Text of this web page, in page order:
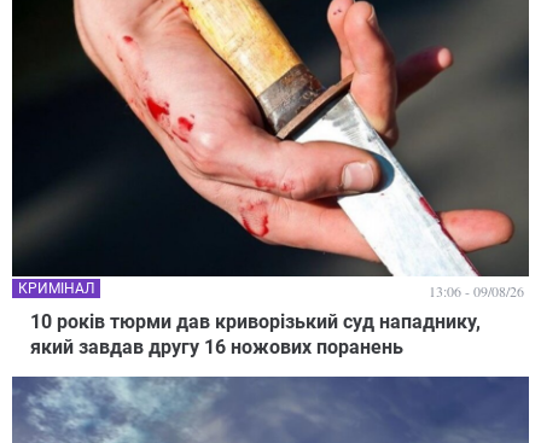
10 років тюрми дав криворізький суд нападнику,
який завдав другу 16 ножових поранень
КРИМІНАЛ 13:06 - 09/08/26